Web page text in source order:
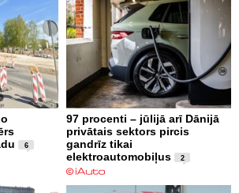
6
97 procenti – jūlijā arī Dānijā
privātais sektors pircis
gandrīz tikai
elektroautomobiļus
2